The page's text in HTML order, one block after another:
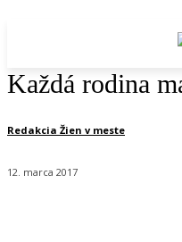
Každá rodina
Redakcia Žien v meste
12. marca 2017